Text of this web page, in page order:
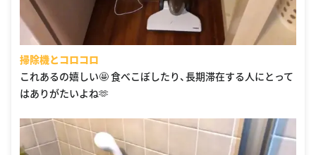
掃除機とコロコロ
これあるの嬉しい🤩 食べこぼしたり、長期滞在する人にとって
はありがたいよね🫶